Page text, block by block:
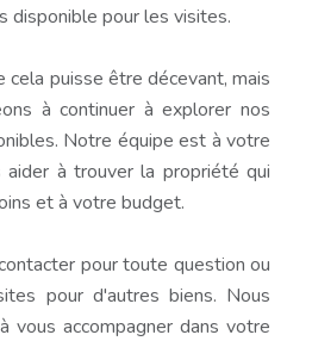
disponible pour les visites.
cela puisse être décevant, mais
à continuer à explorer nos
Notre équipe est à votre
aider à trouver la propriété qui
et à votre budget.
pour toute question ou
pour d'autres biens. Nous
vous accompagner dans votre